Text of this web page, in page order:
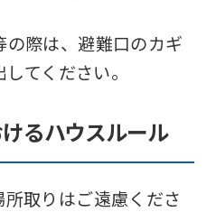
の際は、避難口のカギ
てください。
るハウスルール
所取りはご遠慮くださ